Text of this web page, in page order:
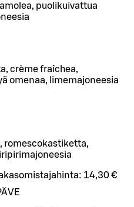
puolikuivattua
crème fraîchea,
omenaa, limemajoneesia
romescokastiketta,
14,30 €
VE